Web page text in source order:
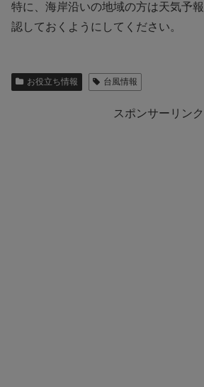
特に、海岸沿いの地域の方は天気予
認しておくようにしてください。
お役立ち情報 台風情報
スポンサーリンク